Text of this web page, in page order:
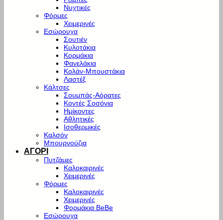
Νυχτικές
Φόρμες
Χειμερινές
Εσώρουχα
Σουτιέν
Κυλοτάκια
Κορμάκια
Φανελάκια
Κολάν-Μπουστάκια
Λαστέξ
Κάλτσες
Σουμπάς-Αόρατες
Κοντές Σοσόνια
Ημίκοντες
Αθλητικές
Ισοθερμικές
Καλσόν
Μπουρνούζια
ΑΓΟΡΙ
Πυτζάμες
Καλοκαιρινές
Χειμερινές
Φόρμες
Καλοκαιρινές
Χειμερινές
Φορμάκια BeBe
Εσώρουχα